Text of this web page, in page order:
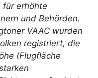
für erhöhte
und Behörden.
VAAC wurden
registriert, die
(Flugfläche